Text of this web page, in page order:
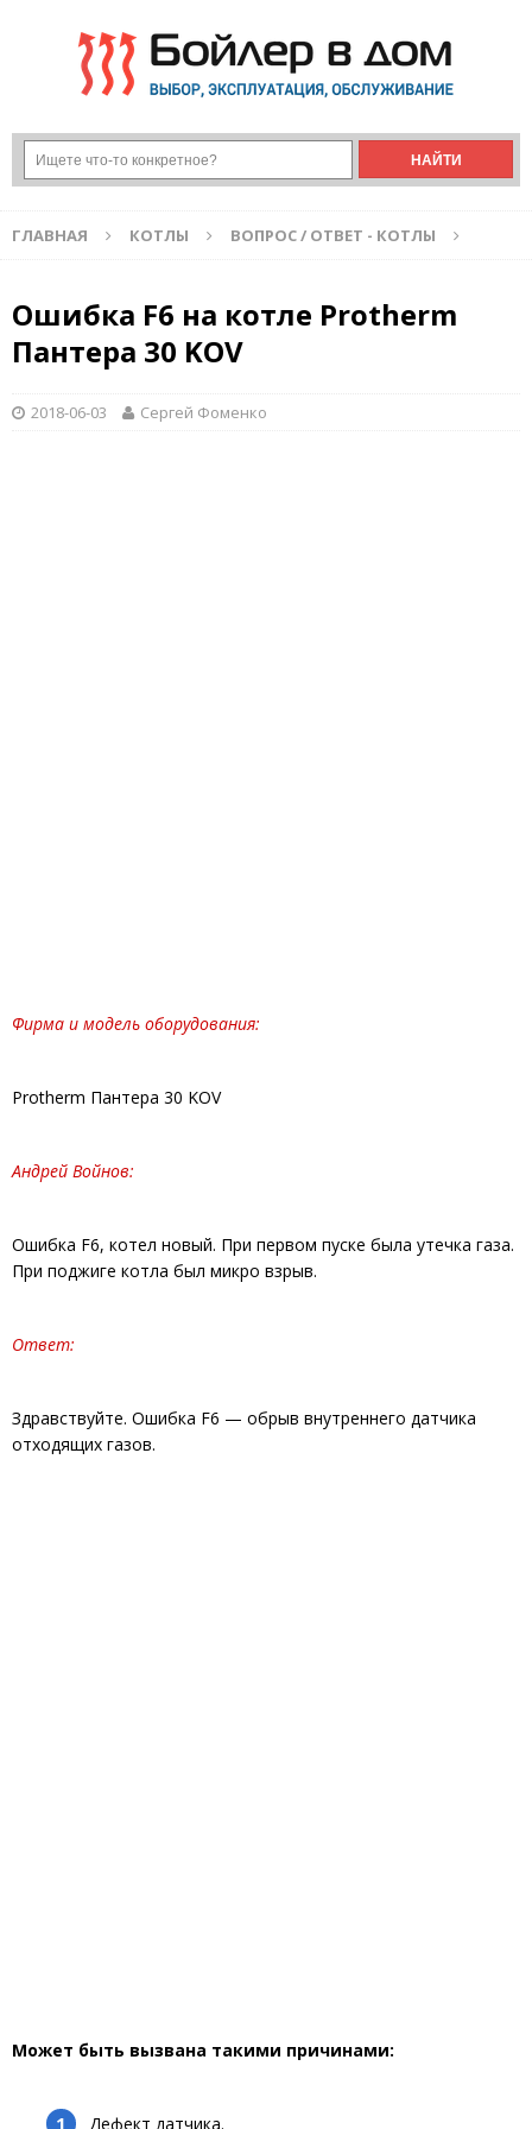
ГЛАВНАЯ КОТЛЫ ВОПРОС / ОТВЕТ - КОТЛЫ
Ошибка F6 на котле Protherm
Пантера 30 KOV
2018-06-03 Сергей Фоменко
Фирма и модель оборудования:
Protherm Пантера 30 KOV
Андрей Войнов:
Ошибка F6, котел новый. При первом пуске была утечка газа.
При поджиге котла был микро взрыв.
Ответ:
Здравствуйте. Ошибка F6 — обрыв внутреннего датчика
отходящих газов.
Может быть вызвана такими причинами:
Дефект датчика.